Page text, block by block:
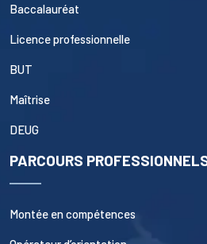
Baccalauréat
Licence professionnelle
BUT
Maîtrise
DEUG
PARCOURS
Montée en compétences